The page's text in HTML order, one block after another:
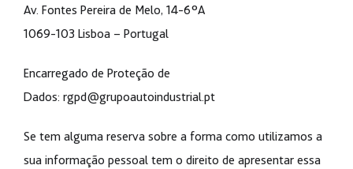
Av. Fontes Pereira de Melo, 14-6ºA
1069-103 Lisboa – Portugal
Encarregado de Proteção de
Dados: rgpd@grupoautoindustrial.pt
Se tem alguma reserva sobre a forma como utilizamos a
sua informação pessoal tem o direito de apresentar essa